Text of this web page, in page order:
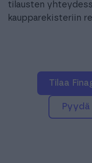
tilausten
kaupparekisteriin
Tilaa